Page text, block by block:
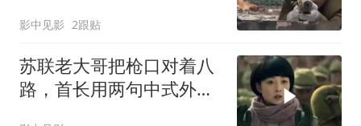
影中见影 2跟贴
苏联老大哥把枪口对着八
路，首长用两句中式外语